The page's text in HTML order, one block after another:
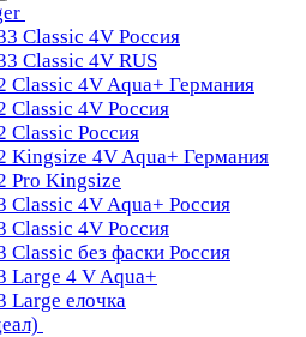
Classic 4V Россия
Classic 4V RUS
Classic 4V Aqua+ Германия
Classic 4V Россия
Classic Россия
Kingsize 4V Aqua+ Германия
Pro Kingsize
Classic 4V Aqua+ Россия
Classic 4V Россия
Classic без фаски Россия
Large 4 V Aqua+
Large елочка